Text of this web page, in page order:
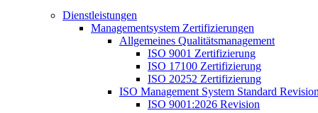
Dienstleistungen
Managementsystem Zertifizierungen
Allgemeines Qualitätsmanagement
ISO 9001 Zertifizierung
ISO 17100 Zertifizierung
ISO 20252 Zertifizierung
ISO Management System Standard
ISO 9001:2026 Revision